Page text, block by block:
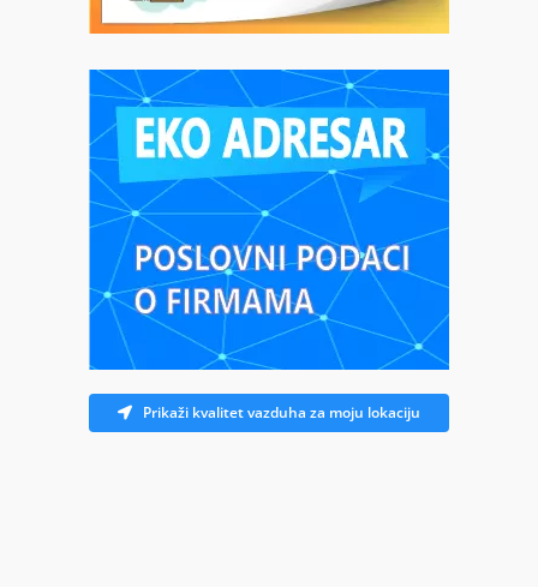
Prikaži kvalitet vazduha za moju lokaciju